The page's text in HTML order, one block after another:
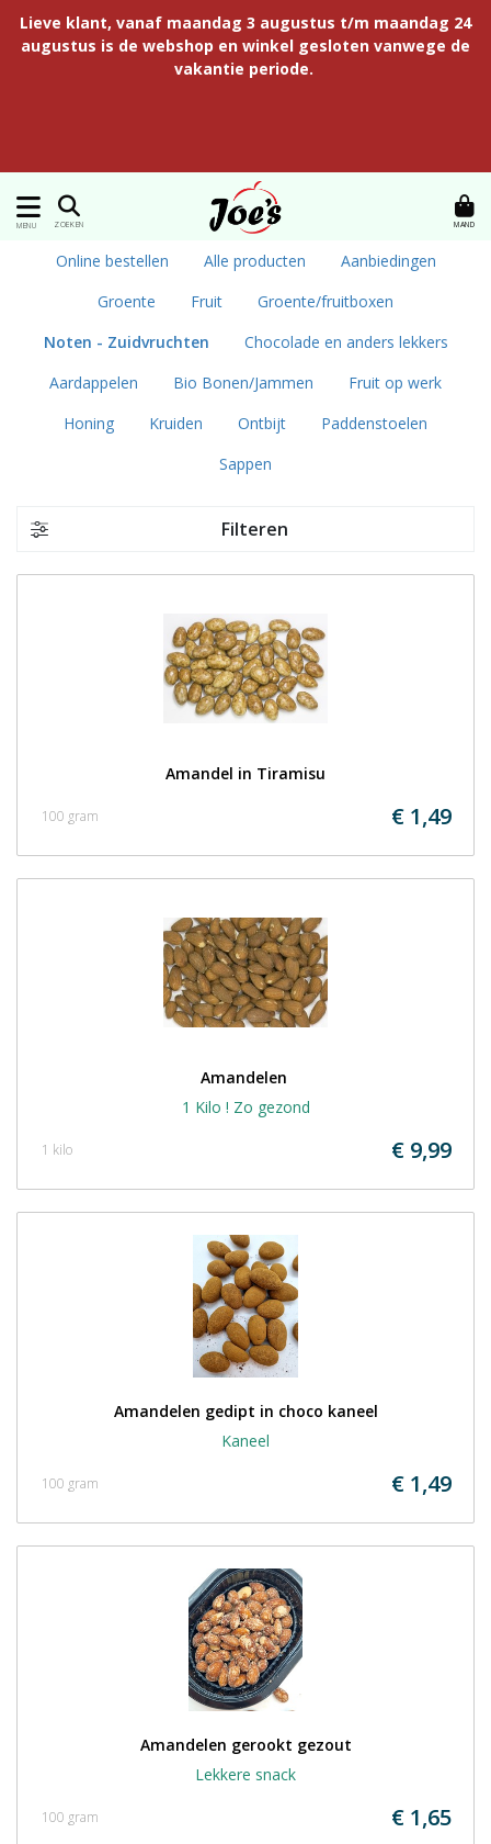
Lieve klant, vanaf maandag 3 augustus t/m maandag 24
augustus is de webshop en winkel gesloten vanwege de
vakantie periode.
MENU ZOEKEN MAND
Online bestellen Alle producten
Aanbiedingen
Groente
Fruit
Groente/fruitboxen
Noten - Zuidvruchten
Chocolade en anders lekkers
Aardappelen
Bio Bonen/Jammen
Fruit op werk
Honing
Kruiden Ontbijt
Paddenstoelen
Sappen
Filteren
Amandel in Tiramisu
€ 1,49
100 gram
Amandelen
1 Kilo ! Zo gezond
€ 9,99
1 kilo
Amandelen gedipt in choco kaneel
Kaneel
€ 1,49
100 gram
Amandelen gerookt gezout
Lekkere snack
€ 1,65
100 gram